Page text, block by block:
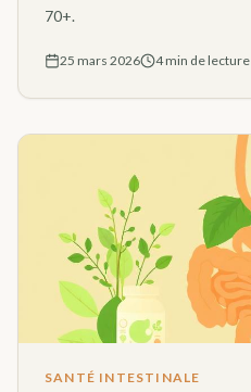
70+.
25 mars 2026 4 min de lecture
SANTÉ INTESTINALE